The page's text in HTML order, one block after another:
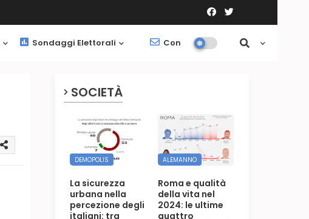
Sondaggi Elettorali Contatti Società
SOCIETÀ
DEMOPOLIS
La sicurezza
urbana nella
percezione degli
italiani: tra
ALEMANNO
Roma e qualità
della vita nel
2024: le ultime
quattro